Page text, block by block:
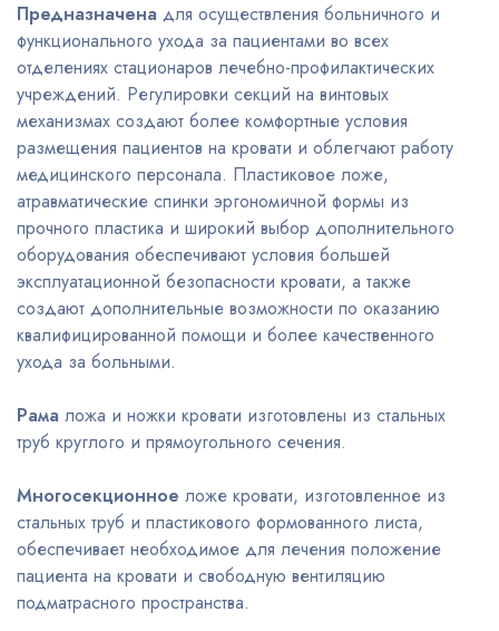
Предназначена для осуществления больничного и
функционального ухода за пациентами во всех
отделениях стационаров лечебно-профилактических
учреждений. Регулировки секций на винтовых
механизмах создают более комфортные условия
размещения пациентов на кровати и облегчают работу
медицинского персонала. Пластиковое ложе,
атравматические спинки эргономичной формы из
прочного пластика и широкий выбор дополнительного
оборудования обеспечивают условия большей
эксплуатационной безопасности кровати, а также
создают дополнительные возможности по оказанию
квалифицированной помощи и более качественного
ухода за больными.
Рама ложа и ножки кровати изготовлены из стальных
труб круглого и прямоугольного сечения.
Многосекционное ложе кровати, изготовленное из
стальных труб и пластикового формованного листа,
обеспечивает необходимое для лечения положение
пациента на кровати и свободную вентиляцию
подматрасного пространства.